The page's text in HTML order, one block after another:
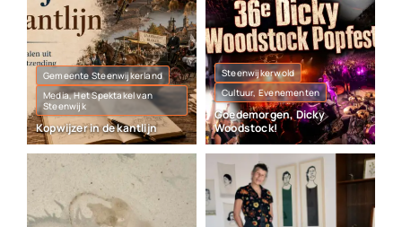
Gemeente Steenwijkerland
Media, Het Spektakel van
Steenwijk
Kopwijzer in de kantlijn
Steenwijkerwold
Cultuur, Evenementen
Goedemorgen, Dicky
Woodstock!